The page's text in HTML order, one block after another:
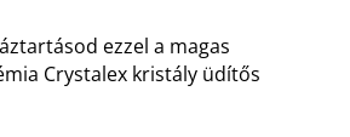
ezzel a magas
Crystalex kristály üdítős